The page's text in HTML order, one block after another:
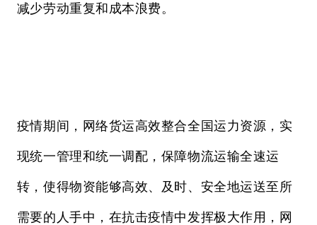
减少劳动重复和成本浪费。
疫情期间，网络货运高效整合全国运力资源，实
现统一管理和统一调配，保障物流运输全速运
转，使得物资能够高效、及时、安全地运送至所
需要的人手中，在抗击疫情中发挥极大作用，网